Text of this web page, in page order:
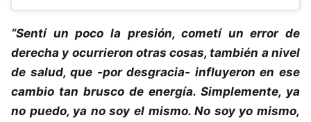
“Sentí un poco la presión, cometí un error de
derecha y ocurrieron otras cosas, también a nivel
de salud, que -por desgracia- influyeron en ese
cambio tan brusco de energía. Simplemente, ya
no puedo, ya no soy el mismo. No soy yo mismo,